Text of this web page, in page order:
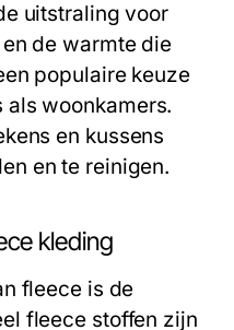
uitstraling voor
de warmte die
populaire keuze
woonkamers.
en kussens
en te reinigen.
kleding
fleece is de
fleece stoffen zijn